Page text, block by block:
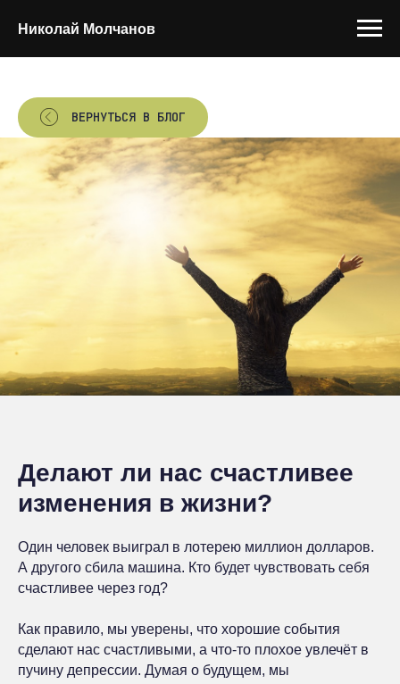
Николай Молчанов
ВЕРНУТЬСЯ В БЛОГ
Делают ли нас счастливее
изменения в жизни?
Один человек выиграл в лотерею миллион долларов.
А другого сбила машина. Кто будет чувствовать себя
счастливее через год?
Как правило, мы уверены, что хорошие события
сделают нас счастливыми, а что-то плохое увлечёт в
пучину депрессии. Думая о будущем, мы